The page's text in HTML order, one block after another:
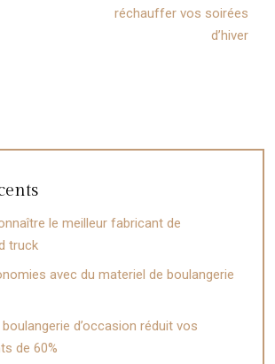
réchauffer vos soirées
d’hiver
le meilleur fabricant de
truck
avec du materiel de boulangerie
d’occasion réduit vos
de 60%